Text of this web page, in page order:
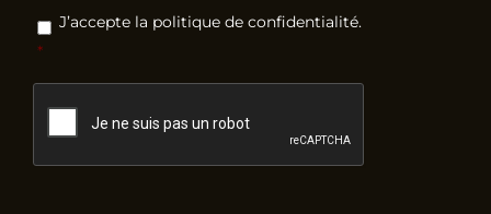
RGPD *
J’accepte la politique de confidentialité.
*